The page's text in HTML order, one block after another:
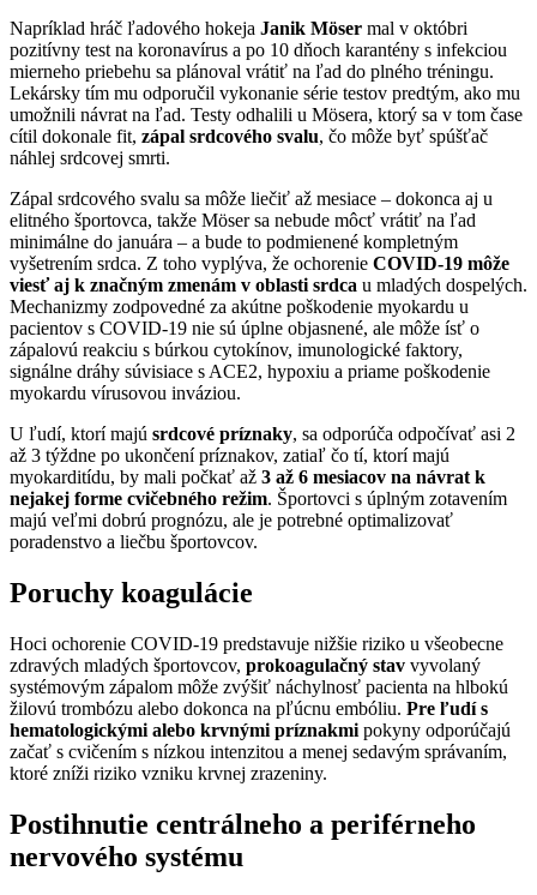
Napríklad hráč ľadového hokeja Janik Möser mal v októbri
pozitívny test na koronavírus a po 10 dňoch karantény s infekciou
mierneho priebehu sa plánoval vrátiť na ľad do plného tréningu.
Lekársky tím mu odporučil vykonanie série testov predtým, ako mu
umožnili návrat na ľad. Testy odhalili u Mösera, ktorý sa v tom čase
cítil dokonale fit, zápal srdcového svalu, čo môže byť spúšťač
náhlej srdcovej smrti.
Zápal srdcového svalu sa môže liečiť až mesiace – dokonca aj u
elitného športovca, takže Möser sa nebude môcť vrátiť na ľad
minimálne do januára – a bude to podmienené kompletným
vyšetrením srdca. Z toho vyplýva, že ochorenie COVID-19 môže
viesť aj k značným zmenám v oblasti srdca u mladých dospelých.
Mechanizmy zodpovedné za akútne poškodenie myokardu u
pacientov s COVID-19 nie sú úplne objasnené, ale môže ísť o
zápalovú reakciu s búrkou cytokínov, imunologické faktory,
signálne dráhy súvisiace s ACE2, hypoxiu a priame poškodenie
myokardu vírusovou inváziou.
U ľudí, ktorí majú srdcové príznaky, sa odporúča odpočívať asi 2
až 3 týždne po ukončení príznakov, zatiaľ čo tí, ktorí majú
myokarditídu, by mali počkať až 3 až 6 mesiacov na návrat k
nejakej forme cvičebného režim. Športovci s úplným zotavením
majú veľmi dobrú prognózu, ale je potrebné optimalizovať
poradenstvo a liečbu športovcov.
Poruchy koagulácie
Hoci ochorenie COVID-19 predstavuje nižšie riziko u všeobecne
zdravých mladých športovcov, prokoagulačný stav vyvolaný
systémovým zápalom môže zvýšiť náchylnosť pacienta na hlbokú
žilovú trombózu alebo dokonca na pľúcnu embóliu. Pre ľudí s
hematologickými alebo krvnými príznakmi pokyny odporúčajú
začať s cvičením s nízkou intenzitou a menej sedavým správaním,
ktoré zníži riziko vzniku krvnej zrazeniny.
Postihnutie centrálneho a periférneho
nervového systému